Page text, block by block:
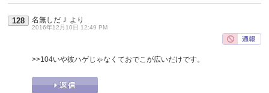
128 名無しだＪ より
2016年12月10日 12:49 PM
>>104いや彼ハゲじゃなくておでこが広いだけです。